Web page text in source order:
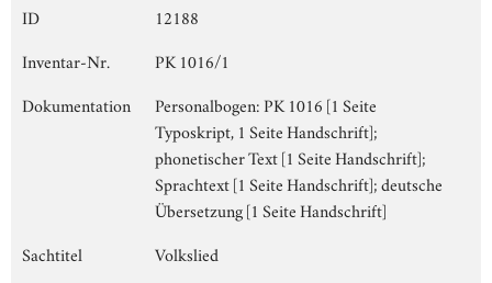
ID
12188
Inventar-Nr.
PK 1016/1
Dokumentation
Personalbogen: PK 1016 [1 Seite
Typoskript, 1 Seite Handschrift];
phonetischer Text [1 Seite Handschrift];
Sprachtext [1 Seite Handschrift]; deutsche
Übersetzung [1 Seite Handschrift]
Sachtitel
Volkslied